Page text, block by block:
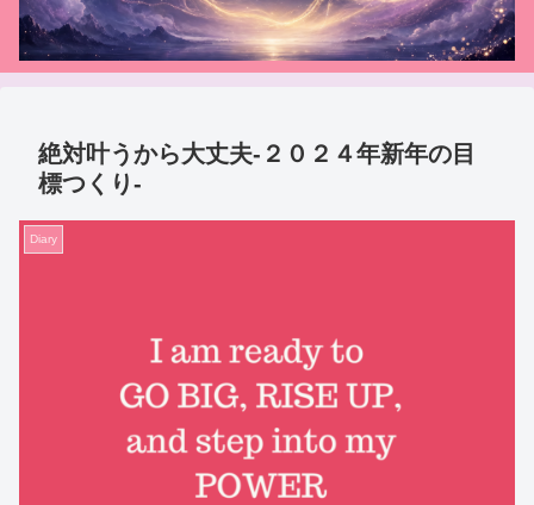
絶対叶うから大丈夫-２０２４年新年の目
標つくり-
Diary